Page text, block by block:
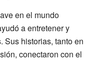
en el mundo
a entretener y
Sus historias, tanto en
conectaron con el